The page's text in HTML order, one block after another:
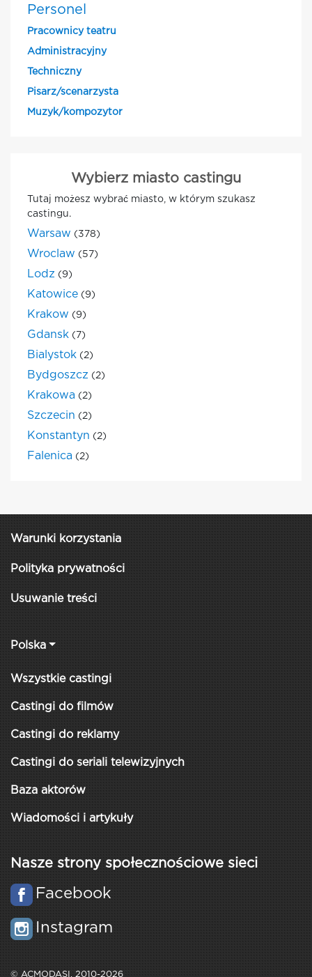
Personel
Pracownicy teatru
Administracyjny
Techniczny
Pisarz/scenarzysta
Muzyk/kompozytor
Wybierz miasto castingu
Tutaj możesz wybrać miasto, w którym szukasz
castingu.
Warsaw (378)
Wroclaw (57)
Lodz (9)
Katowice (9)
Krakow (9)
Gdansk (7)
Bialystok (2)
Bydgoszcz (2)
Krakowa (2)
Szczecin (2)
Konstantyn (2)
Falenica (2)
Warunki korzystania
Polityka prywatności
Usuwanie treści
Polska
Wszystkie castingi
Castingi do filmów
Castingi do reklamy
Castingi do seriali telewizyjnych
Baza aktorów
Wiadomości i artykuły
Nasze strony społecznościowe sieci
Facebook
Instagram
© ACMODASI, 2010-2026